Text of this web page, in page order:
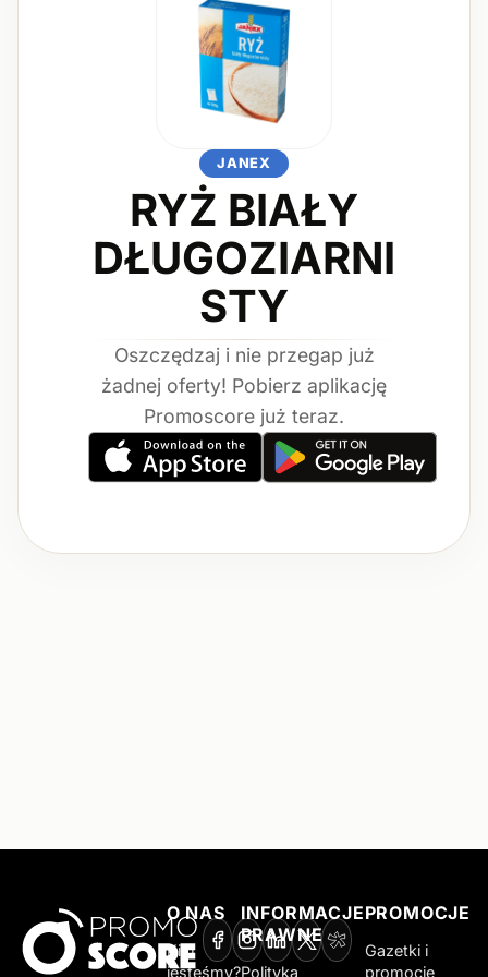
JANEX
RYŻ BIAŁY
DŁUGOZIARNI
STY
Oszczędzaj i nie przegap już
żadnej oferty! Pobierz aplikację
Promoscore już teraz.
O NAS
Kim
jesteśmy?
INFORMACJE
PRAWNE
Polityka
PROMOCJE
Gazetki i
promocje